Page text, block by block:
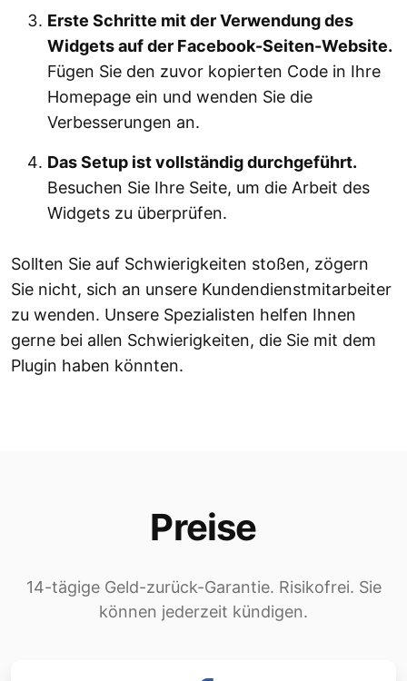
Erste Schritte mit der Verwendung des
Widgets auf der Facebook-Seiten-Website.
Fügen Sie den zuvor kopierten Code in Ihre
Homepage ein und wenden Sie die
Verbesserungen an.
Das Setup ist vollständig durchgeführt.
Besuchen Sie Ihre Seite, um die Arbeit des
Widgets zu überprüfen.
Sollten Sie auf Schwierigkeiten stoßen, zögern
Sie nicht, sich an unsere Kundendienstmitarbeiter
zu wenden. Unsere Spezialisten helfen Ihnen
gerne bei allen Schwierigkeiten, die Sie mit dem
Plugin haben könnten.
Preise
14-tägige Geld-zurück-Garantie. Risikofrei. Sie
können jederzeit kündigen.